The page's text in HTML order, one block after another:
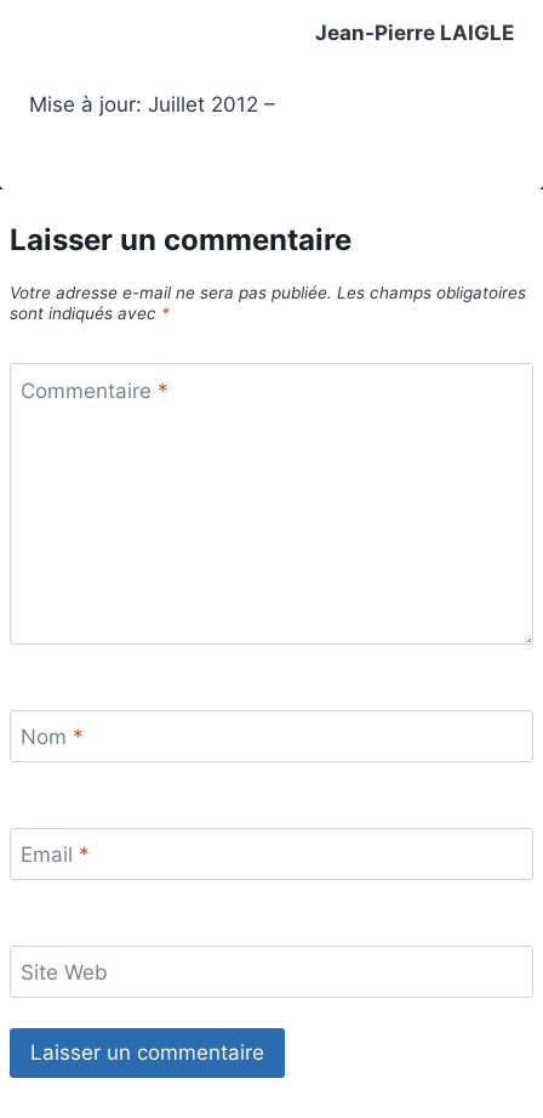
Jean-Pierre LAIGLE
Mise à jour: Juillet 2012 –
Laisser un commentaire
Votre adresse e-mail ne sera pas publiée. Les champs obligatoires
sont indiqués avec *
Commentaire *
Nom *
Email *
Site Web